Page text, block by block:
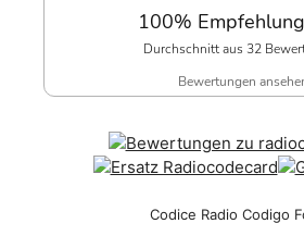
100%
Durchschnitt aus 32
Bewertungen
Codice Radio Codigo